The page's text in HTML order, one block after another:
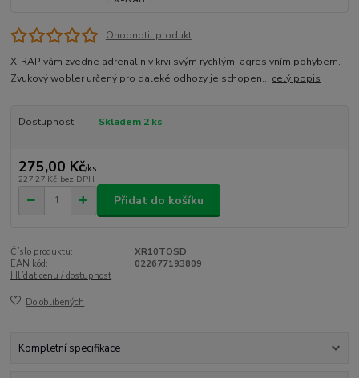
Ohodnotit produkt
X-RAP vám zvedne adrenalin v krvi svým rychlým, agresivním pohybem.
Zvukový wobler určený pro daleké odhozy je schopen... celý popis
Dostupnost Skladem 2 ks
275,00 Kč/ks
227,27 Kč bez DPH
Přidat do košíku
Číslo produktu:
XR10TOSD
EAN kód:
022677193809
Hlídat cenu / dostupnost
Do oblíbených
Kompletní specifikace